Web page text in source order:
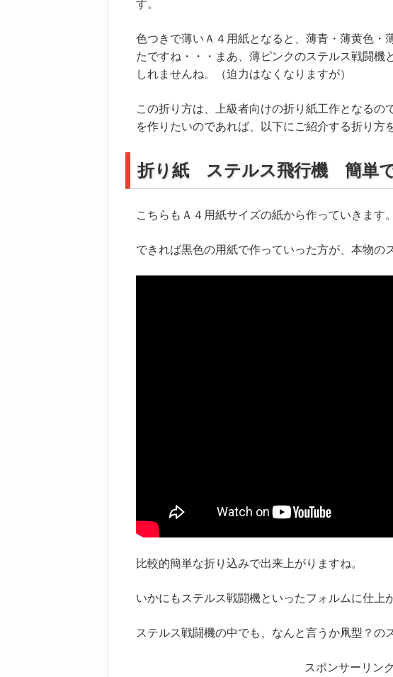
す。
色つきで薄いＡ４用紙となると、薄青・薄黄色・
たですね・・・まあ、薄ピンクのステルス戦闘機
しれませんね。（迫力はなくなりますが）
この折り方は、上級者向けの折り紙工作となるの
を作りたいのであれば、以下にご紹介する折り方
折り紙 ステルス飛行機 簡単
こちらもＡ４用紙サイズの紙から作っていきます。
できれば黒色の用紙で作っていった方が、本物の
比較的簡単な折り込みで出来上がりますね。
いかにもステルス戦闘機といったフォルムに仕上
ステルス戦闘機の中でも、なんと言うか凧型？の
スポンサーリンク